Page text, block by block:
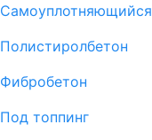
Самоуплотняющийся
Полистиролбетон
Фибробетон
Под топпинг